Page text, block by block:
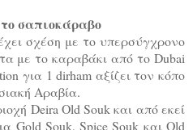
σαπιοκάραβο
σχέση με το υπερσύγχρονο
με το καραβάκι από το Dubai
για 1 dirham αξίζει τον κόπο
Αραβία.
Deira Old Souk και από εκεί
Gold Souk, Spice Souk και Old